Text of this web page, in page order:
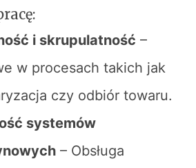
i skrupulatność –
w procesach takich jak
czy odbiór towaru.
systemów
– Obsługa